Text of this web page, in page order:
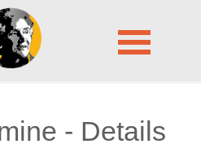
Mölln
- Details